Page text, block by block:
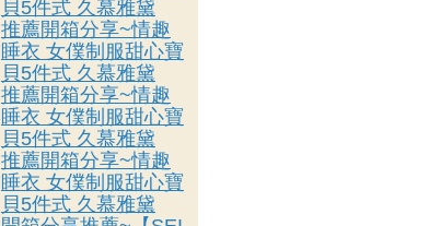
貝5件式 久慕雅黛
推薦開箱分享~情趣
睡衣 女僕制服甜心寶
貝5件式 久慕雅黛
推薦開箱分享~情趣
睡衣 女僕制服甜心寶
貝5件式 久慕雅黛
推薦開箱分享~情趣
睡衣 女僕制服甜心寶
貝5件式 久慕雅黛